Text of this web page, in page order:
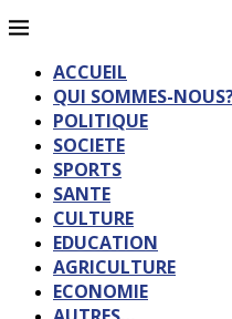
ACCUEIL
QUI SOMMES-
POLITIQUE
SOCIETE
SPORTS
SANTE
CULTURE
EDUCATION
AGRICULTURE
ECONOMIE